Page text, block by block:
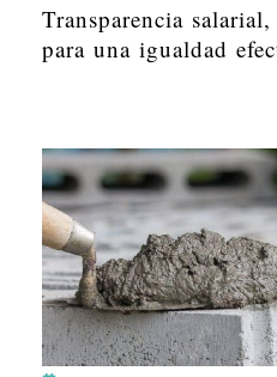
Transparencia
para una igualdad